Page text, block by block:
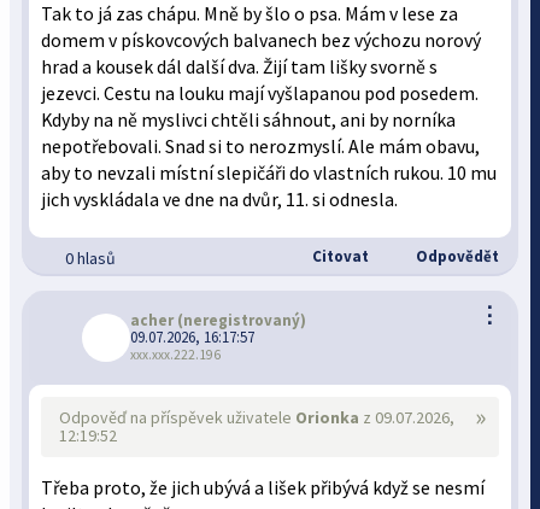
Tak to já zas chápu. Mně by šlo o psa. Mám v lese za
domem v pískovcových balvanech bez výchozu norový
hrad a kousek dál další dva. Žijí tam lišky svorně s
jezevci. Cestu na louku mají vyšlapanou pod posedem.
Kdyby na ně myslivci chtěli sáhnout, ani by norníka
nepotřebovali. Snad si to nerozmyslí. Ale mám obavu,
aby to nevzali místní slepičáři do vlastních rukou. 10 mu
jich vyskládala ve dne na dvůr, 11. si odnesla.
0 hlasů Citovat Odpovědět
⋮
acher(neregistrovaný)
09.07.2026, 16:17:57
xxx.xxx.222.196
»
Odpověď na příspěvek uživatele Orionka z 09.07.2026,
12:19:52
Třeba proto, že jich ubývá a lišek přibývá když se nesmí